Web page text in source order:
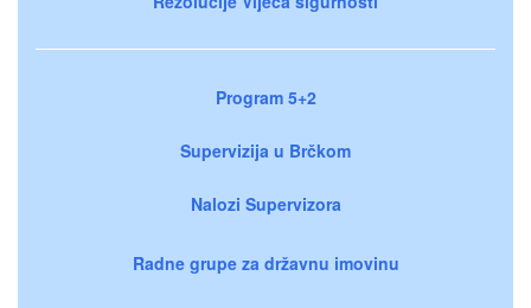
Program 5+2
Supervizija u Brčkom
Nalozi Supervizora
Radne grupe za državnu imovinu